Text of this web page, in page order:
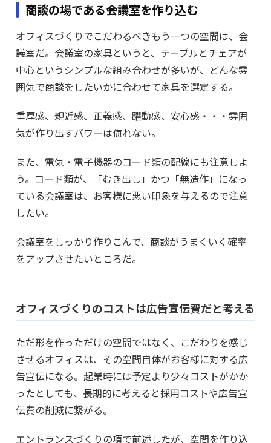
商談の場である会議室を作り込む
オフィスづくりでこだわるべきもう一つの空間は、会
議室だ。会議室の家具というと、テーブルとチェアが
中心というシンプルな組み合わせが多いが、どんな雰
囲気で商談をしたいかに合わせて家具を選定する。
重厚感、親近感、正義感、躍動感、安心感・・・雰囲
気が作り出すパワーは侮れない。
また、電気・電子機器のコード類の配線にも注意しよ
う。コード類が、「むき出し」かつ「無造作」になっ
ている会議室は、お客様に悪い印象を与えるので注意
したい。
会議室をしっかり作りこんで、商談がうまくいく確率
をアップさせたいところだ。
オフィスづくりのコストは広告宣伝費だと考える
ただ形を作っただけの空間ではなく、こだわりを感じ
させるオフィスは、その空間自体がお客様に対する広
告宣伝になる。起業時には予定より少々コストがかか
ったとしても、長期的に考えると採用コストや広告宣
伝費の削減に繋がる。
エントランスづくりの項で前述したが、空間を作り込